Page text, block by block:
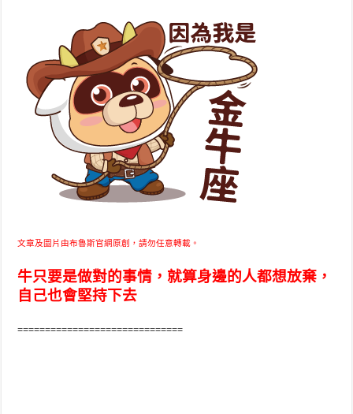
文章及圖片由布魯斯官網原創，請勿任意轉載。
牛只要是做對的事情，就算身邊的人都想放棄，
自己也會堅持下去
==============================